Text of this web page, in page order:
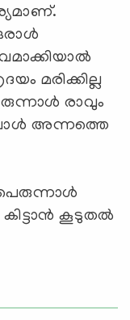
മരിക്കില്ല
രാവും
അന്നത്തെ
കൂടുതല്‍